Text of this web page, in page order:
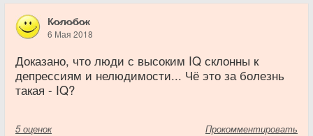
К̷о̷л̷о̷б̷о̷к
6 Мая 2018
Доказано, что люди с высоким IQ склонны к
депрессиям и нелюдимости... Чё это за болезнь
такая - IQ?
5 оценок Прокомментировать